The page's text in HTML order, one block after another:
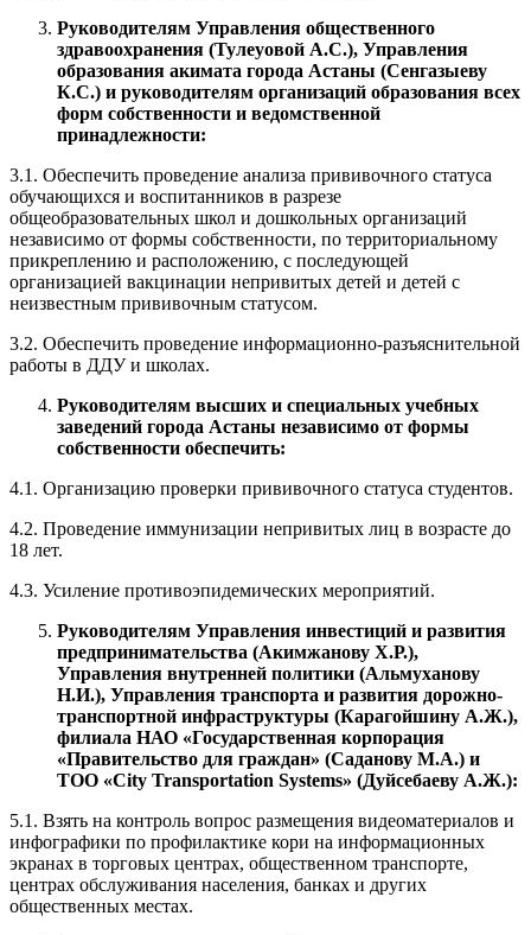
Руководителям Управления общественного
здравоохранения (Тулеуовой А.С.), Управления
образования акимата города Астаны (Сенгазыеву
К.С.) и руководителям организаций образования всех
форм собственности и ведомственной
принадлежности:
3.1. Обеспечить проведение анализа прививочного статуса
обучающихся и воспитанников в разрезе
общеобразовательных школ и дошкольных организаций
независимо от формы собственности, по территориальному
прикреплению и расположению, с последующей
организацией вакцинации непривитых детей и детей с
неизвестным прививочным статусом.
3.2. Обеспечить проведение информационно-разъяснительной
работы в ДДУ и школах.
Руководителям высших и специальных учебных
заведений города Астаны независимо от формы
собственности обеспечить:
4.1. Организацию проверки прививочного статуса студентов.
4.2. Проведение иммунизации непривитых лиц в возрасте до
18 лет.
4.3. Усиление противоэпидемических мероприятий.
Руководителям Управления инвестиций и развития
предпринимательства (Акимжанову Х.Р.),
Управления внутренней политики (Альмуханову
Н.И.), Управления транспорта и развития дорожно-
транспортной инфраструктуры (Карагойшину А.Ж.),
филиала НАО «Государственная корпорация
«Правительство для граждан» (Саданову М.А.) и
ТОО «City Transportation Systems» (Дуйсебаеву А.Ж.):
5.1. Взять на контроль вопрос размещения видеоматериалов и
инфографики по профилактике кори на информационных
экранах в торговых центрах, общественном транспорте,
центрах обслуживания населения, банках и других
общественных местах.